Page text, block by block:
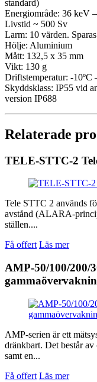
standard)
Energiområde: 36 keV
Livstid ~ 500 Sv
Larm: 10 värden.
Hölje: Aluminium
Mått: 132,5 x 35 mm
Vikt: 130 g
Driftstemperatur: -10ºC
Skyddsklass: IP55 vid
version IP688
Relaterade
TELE-STTC-2
Tele STTC 2 används
avstånd (ALARA-
ställen....
Få offert Läs mer
AMP-50/100/200/
AMP-serien är ett
dränkbart. Det består
samt en...
Få offert Läs mer